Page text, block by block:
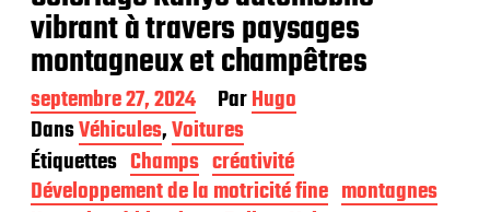
vibrant à travers paysages
montagneux et champêtres
D
a
t
e
d
septembre 27, 2024 ParHugo
DansVéhicules,Voitures
Étiquettes Champs créativité
Développement de la motricité fine montagnes